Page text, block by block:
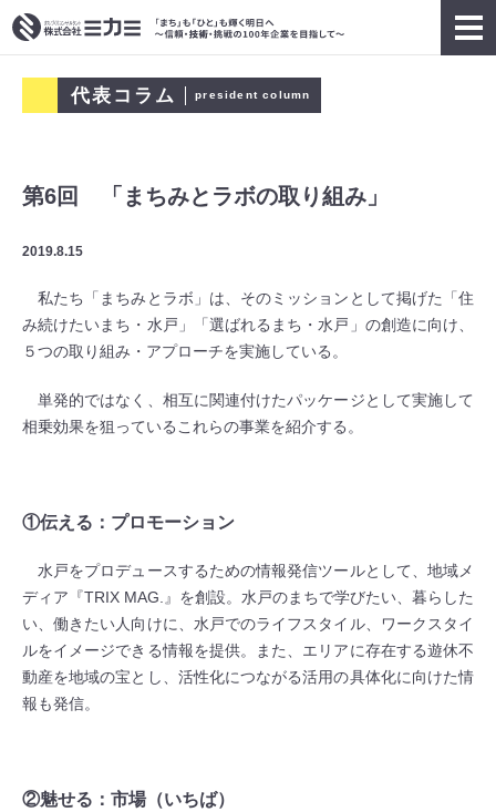
代表コラム president column
第6回 「まちみとラボの取り組み」
2019.8.15
私たち「まちみとラボ」は、そのミッションとして掲げた「住
み続けたいまち・水戸」「選ばれるまち・水戸」の創造に向け、
５つの取り組み・アプローチを実施している。
単発的ではなく、相互に関連付けたパッケージとして実施して
相乗効果を狙っているこれらの事業を紹介する。
①伝える：プロモーション
水戸をプロデュースするための情報発信ツールとして、地域メ
ディア『TRIX MAG.』を創設。水戸のまちで学びたい、暮らした
い、働きたい人向けに、水戸でのライフスタイル、ワークスタイ
ルをイメージできる情報を提供。また、エリアに存在する遊休不
動産を地域の宝とし、活性化につながる活用の具体化に向けた情
報も発信。
②魅せる：市場（いちば）